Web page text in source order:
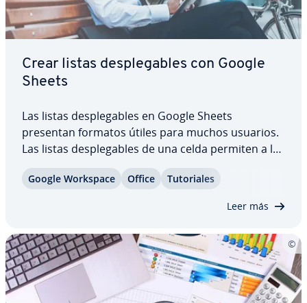
Crear listas de­s­ple­ga­bles con Google
Sheets
Las listas de­s­ple­ga­bles en Google Sheets
presentan formatos útiles para muchos usuarios.
Las listas de­s­ple­ga­bles de una celda permiten a los
usuarios elegir entre varias opciones o asignar
distintos atributos a valores. Estas son las in­s­tru­c­
Google Workspace Office Tu­to­ria­les
Leer más